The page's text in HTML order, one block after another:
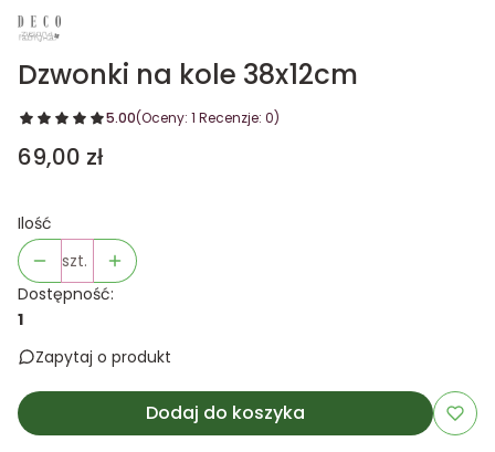
Dzwonki na kole 38x12cm
5.00(Oceny: 1 Recenzje: 0)
Cena
69,00 zł
Ilość
szt.
Dostępność:
1
Zapytaj o produkt
Dodaj do koszyka